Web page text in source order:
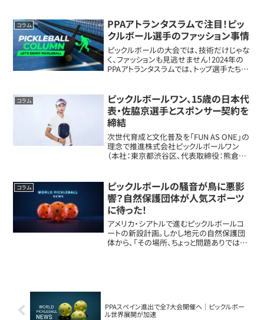
す。パーキンソン病と向き合う日々ボブ・グレ
ス...
コラム
PPAアトランタスラムで注目！ピッ
クルボール選手のファッション事情
ピックルボールの大会では、技術だけじゃな
く、ファッションも見逃せません！2024年の
PPAアトランタスラムでは、トップ選手たちが
ックアップし、彼らのファッション...
コラム
ピックルボールワン、15歳の日本代
表・佐脇京選手とスポンサー契約を
締結
次世代育成と文化普及を「FUN AS ONE」の
理念で推進株式会社ピックルボールワン
（本社：東京都渋谷区、代表取締役：熊倉周
スポンサー契約を締結しました。今回...
コラム
ピックルボールの騒音が鳥に悪影
響？自然保護団体が人気スポーツ
に待った！
アメリカ・シアトルで進むピックルボールコ
ートの新設計画。しかし地元の自然保護団
体から、「その場所、ちょっと問題ありでは？」
PPAスペイン進出で全7大会開催へ｜ピックルボー
ル世界展開が加速